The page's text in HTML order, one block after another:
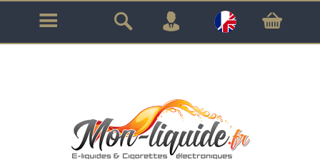
GARANTIE À VIE SUR TOUT LE MATÉRIEL
!!!